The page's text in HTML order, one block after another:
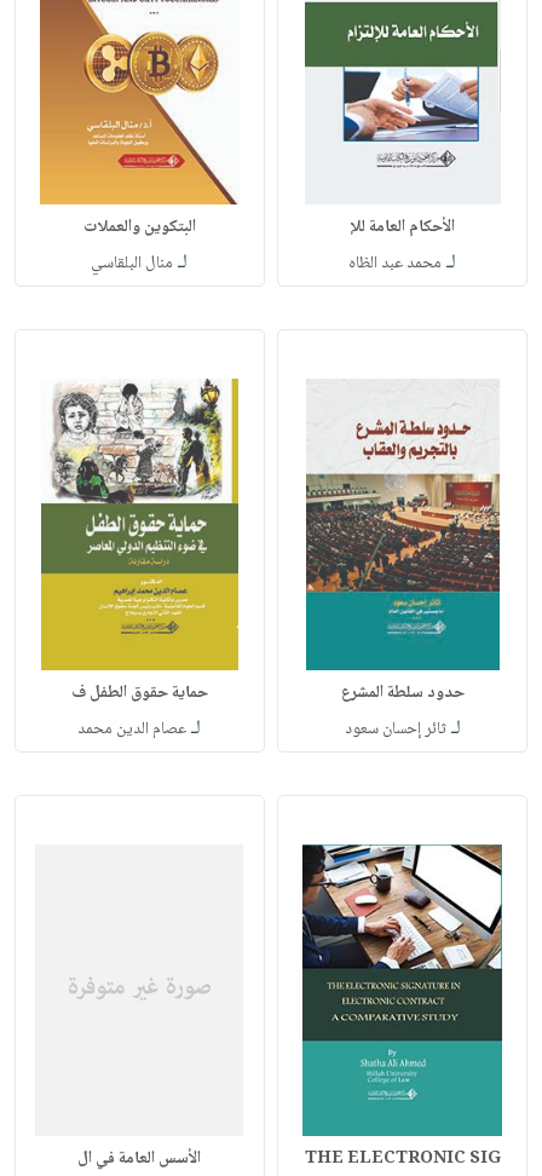
الأحكام العامة للإ
لـ محمد عبد الظاه
البتكوين والعملات
لـ منال البلقاسي
حدود سلطة المشرع
لـثائر إحسان سعود
حماية حقوق الطفل ف
لـعصام الدين محمد
THE ELECTRONIC SIG الأسس العامة في ال